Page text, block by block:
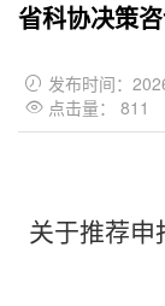
省科协决策
 发布时间：
 点击量： 811
关于推荐申